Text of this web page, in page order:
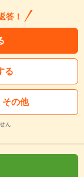
答！
る
その他
ん